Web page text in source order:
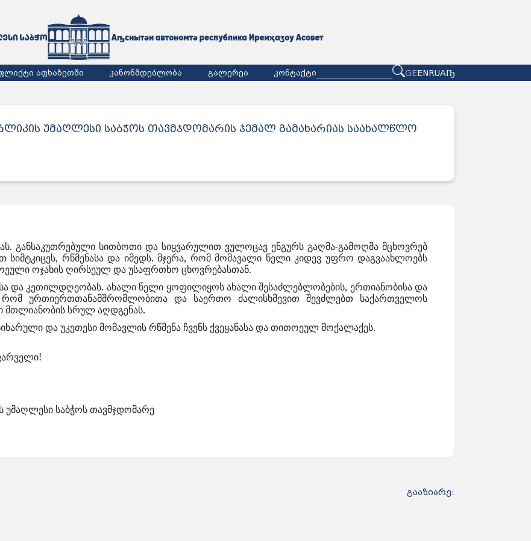
აფხაზეთში კანონმდებლობა გალერეა კონტაქტი GEENRUАҦ
უმაღლესი საბჭოს თავმჯდომარის ჯემალ გამახარიას საახალწლო
განსაკუთრებული სითბოთი და სიყვარულით ვულოცავ ენგურს გაღმა-გამოღმა მცხოვრებ
სიმტკიცეს, რწმენასა და იმედს. მჯერა, რომ მომავალი წელი კიდევ უფრო დაგვაახლოებს
ოჯახის ღირსეულ და უსაფრთხო ცხოვრებასთან.
და კეთილდღეობას. ახალი წელი ყოფილიყოს ახალი შესაძლებლობების, ერთიანობისა და
ურთიერთთანამშრომლობითა და საერთო ძალისხმევით შევძლებთ საქართველოს
მთლიანობის სრულ აღდგენას.
და უკეთესი მომავლის რწმენა ჩვენს ქვეყანასა და თითოეულ მოქალაქეს.
უმაღლესი საბჭოს თავმჯდომარე
გააზიარე: